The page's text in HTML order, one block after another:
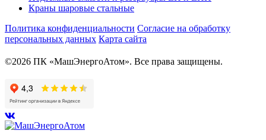
Краны шаровые стальные
Политика конфиденциальности Согласие на обработку
персональных данных Карта сайта
©2026 ПК «МашЭнергоАтом». Все права защищены.